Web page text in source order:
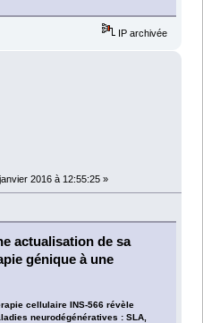
IP archivée
2016 à 12:55:25 »
actualisation de sa
génique à une
cellulaire INS-566 révèle
neurodégénératives : SLA,